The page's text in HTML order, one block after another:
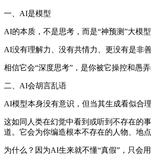
AI（2）
一、AI是模型
AI的本质，不是思考，而是“神预测”大模
AI没有理解力、没有共情力、更没有是非
相信它会“深度思考”，是你被它操控和愚
二、AI会胡言乱语
AI模型本身没有意识，但当其生成看似合
这如同人类在幻觉中看到或听到不存在的
道。它会为你编造根本不存在的人物、地
为什么？因为AI生来就不懂“真假”，只会